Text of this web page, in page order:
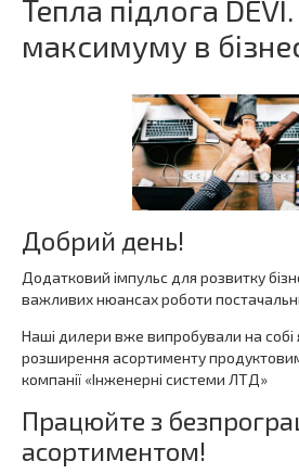
Тепла підлога
максимуму в
Добрий день!
Додатковий імпульс для розвитку
важливих нюансах роботи
Наші дилери вже випробували на собі
розширення асортименту
компанії «Інженерні системи ЛТД»
Працюйте з
асортиментом!